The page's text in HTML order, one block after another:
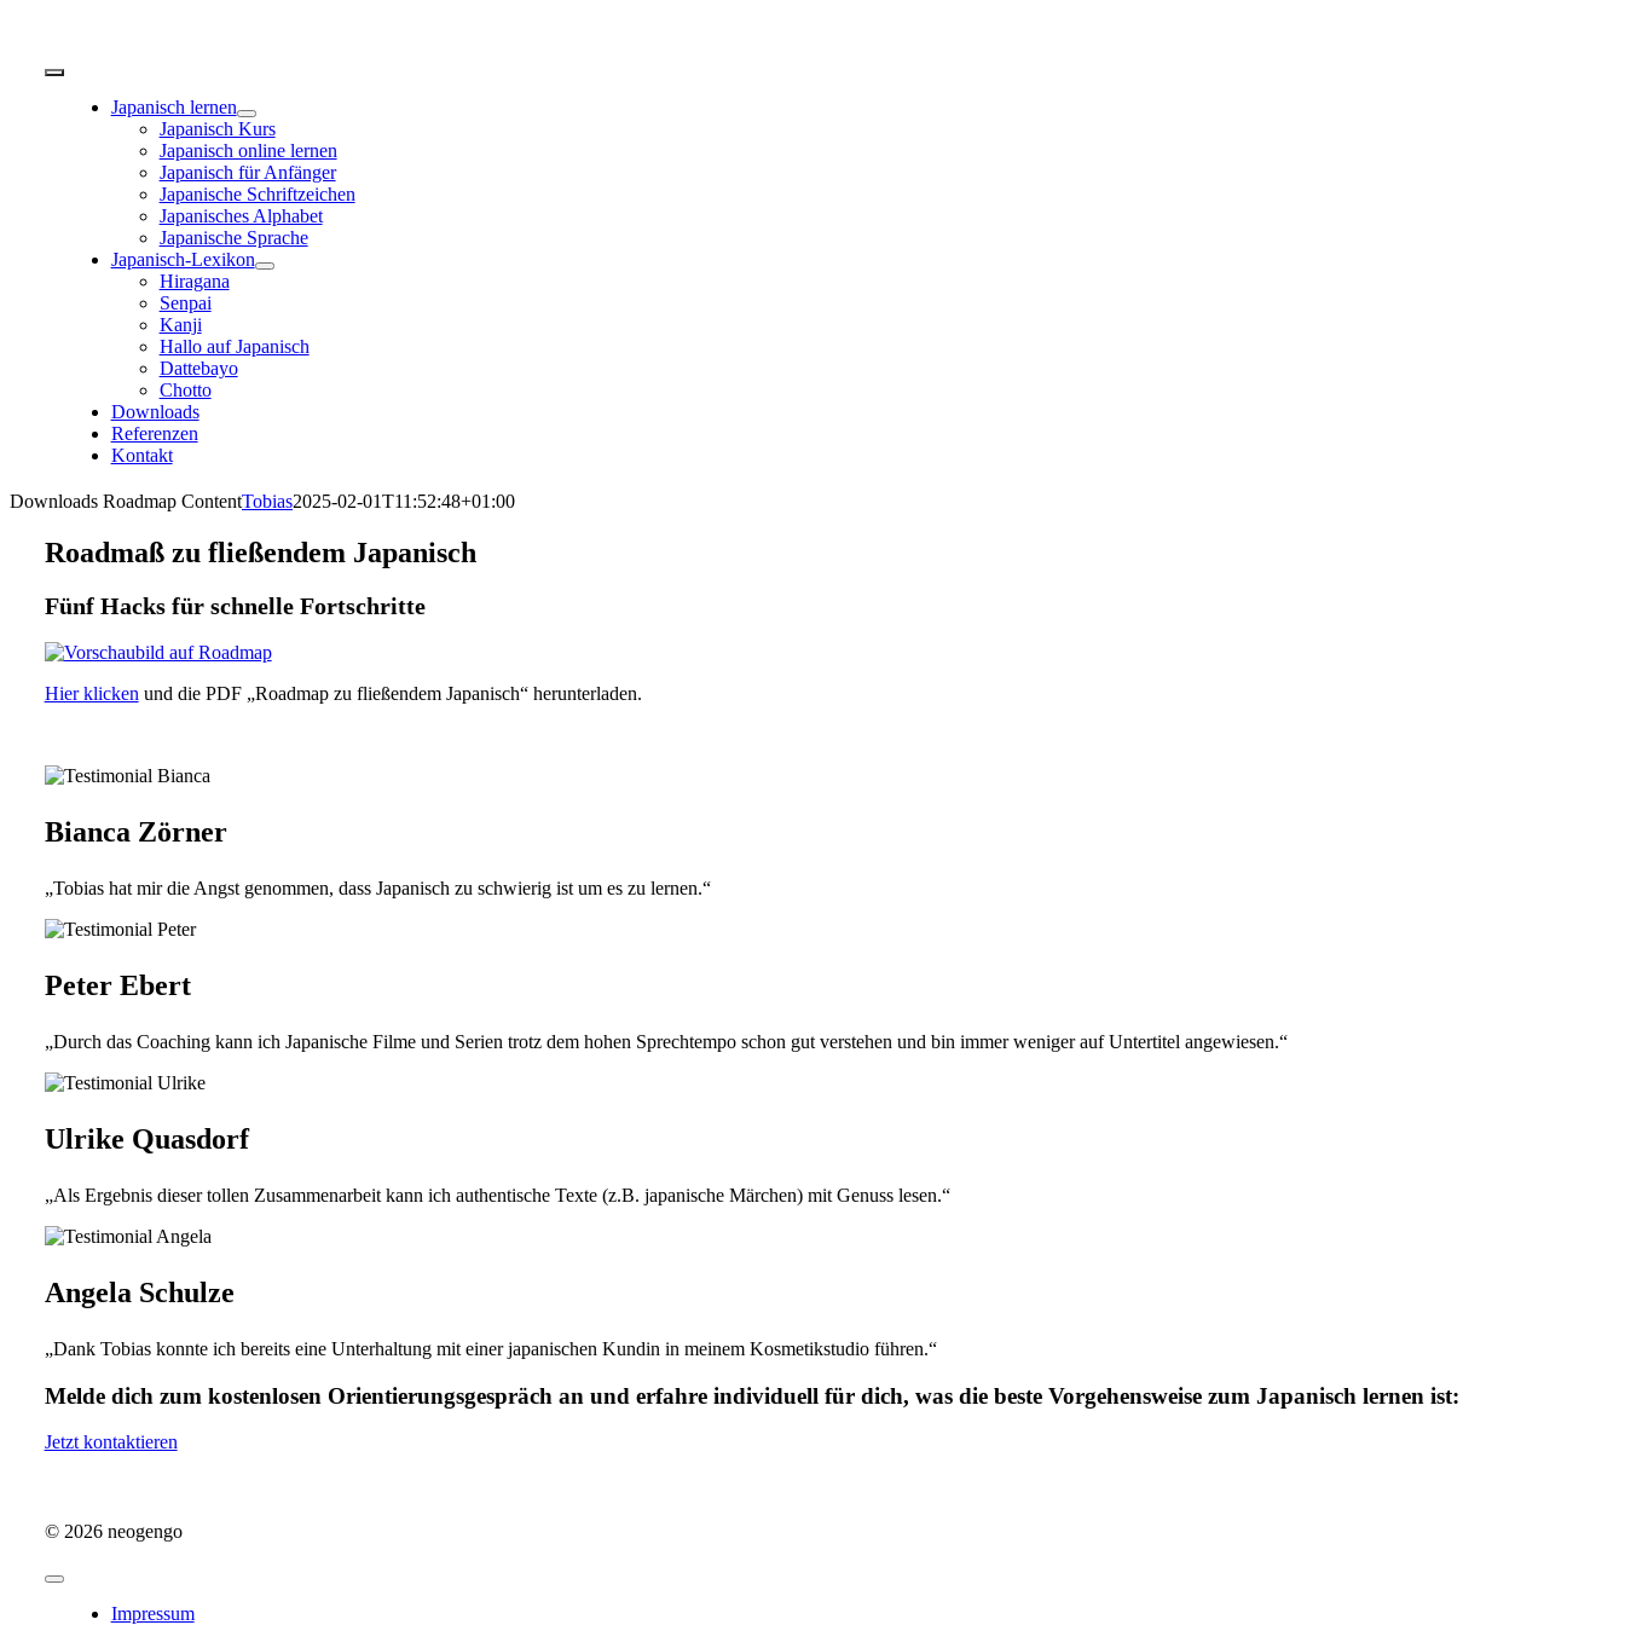
Toggle
NavigationJapanisch lernen
Japanisch Kurs
Japanisch online lernen
Japanisch für Anfänger
Japanische Schriftzeichen
Japanisches Alphabet
Japanische Sprache
Japanisch-Lexikon
Hiragana
Senpai
Kanji
Hallo auf Japanisch
Dattebayo
Chotto
Downloads
Referenzen
Kontakt
Downloads Roadmap ContentTobias2025-02-01T11:52:48+01:00
Roadmaß zu fließendem Japanisch
Fünf Hacks für schnelle Fortschritte
Hier klicken und die PDF „Roadmap zu fließendem Japanisch“ herunterladen.
Bianca Zörner
„Tobias hat mir die Angst genommen, dass Japanisch zu schwierig ist um es zu lernen.“
Peter Ebert
„Durch das Coaching kann ich Japanische Filme und Serien trotz dem hohen Sprechtempo schon gut verstehen und bin immer weniger auf Untertitel angewiesen.“
Ulrike Quasdorf
„Als Ergebnis dieser tollen Zusammenarbeit kann ich authentische Texte (z.B. japanische Märchen) mit Genuss lesen.“
Angela Schulze
„Dank Tobias konnte ich bereits eine Unterhaltung mit einer japanischen Kundin in meinem Kosmetikstudio führen.“
Melde dich zum kostenlosen Orientierungsgespräch an und erfahre individuell für dich, was die beste Vorgehensweise zum Japanisch lernen ist:
Jetzt kontaktieren
© 2026 neogengo
Toggle
NavigationImpressum